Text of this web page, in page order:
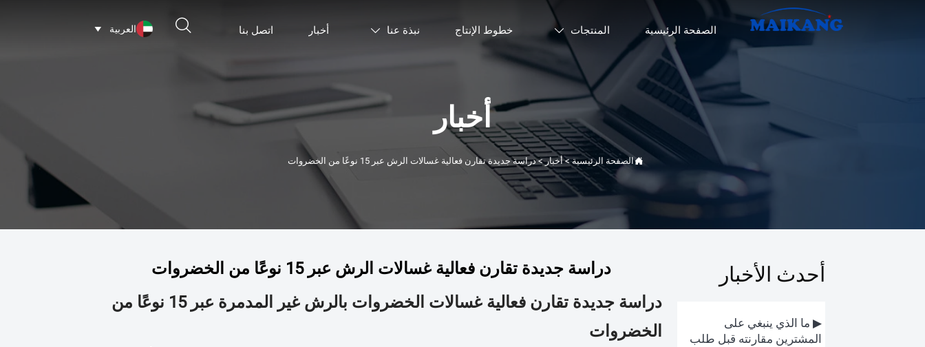
الصفحة الرئيسية المنتجات  خطوط الإنتاج نبذة عنا  أخبار اتصل بنا  العربية 
أخبار
الصفحة الرئيسية>أخبار>دراسة جديدة تقارن فعالية غسالات الرش عبر 15 نوعًا من الخضروات
أحدث الأخبار
▶ ما الذي ينبغي على
المشترين مقارنته قبل طلب
دراسة جديدة تقارن فعالية غسالات الرش عبر 15 نوعًا من الخضروات
دراسة جديدة تقارن فعالية غسالات الخضروات بالرش غير المدمرة عبر 15 نوعًا من
الخضروات